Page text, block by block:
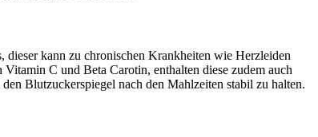
kann zu chronischen Krankheiten wie Herzleiden
C und Beta Carotin, enthalten diese zudem auch
Blutzuckerspiegel nach den Mahlzeiten stabil zu halten.